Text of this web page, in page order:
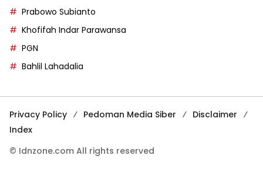
Prabowo Subianto
Khofifah Indar Parawansa
PGN
Bahlil Lahadalia
Privacy Policy Pedoman Media Siber
Disclaimer
Index
© Idnzone.com All rights reserved